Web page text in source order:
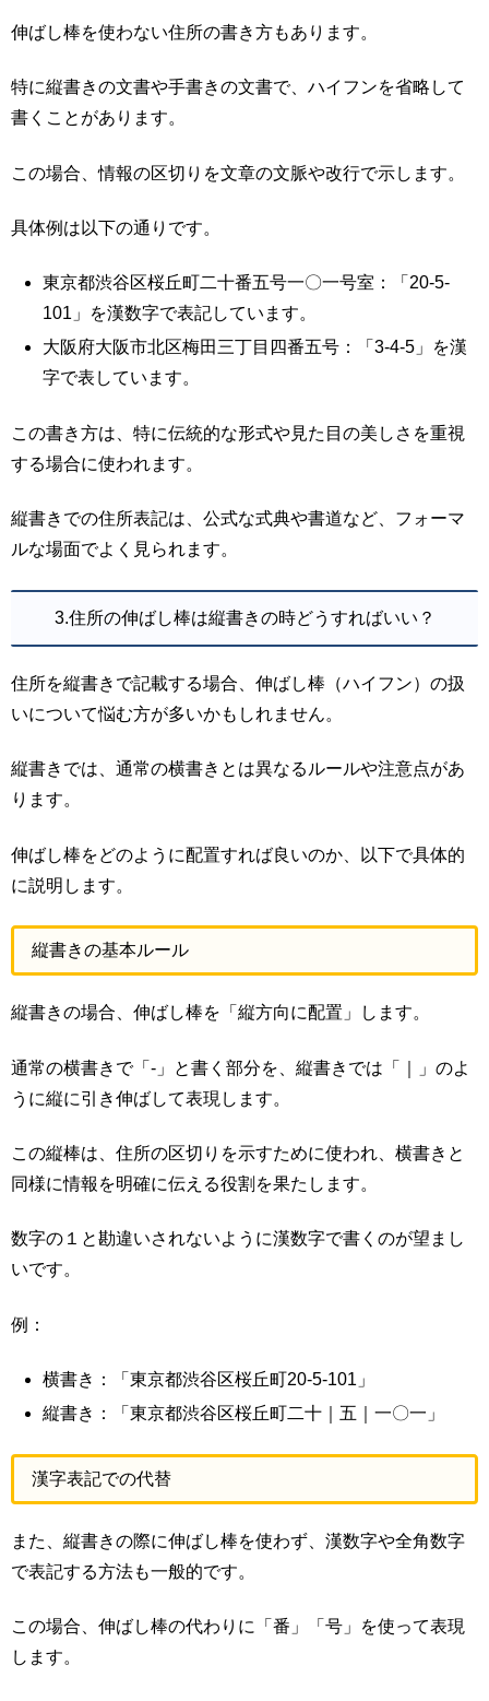
伸ばし棒を使わない住所の書き方もあります。
特に縦書きの文書や手書きの文書で、ハイフンを省略して
書くことがあります。
この場合、情報の区切りを文章の文脈や改行で示します。
具体例は以下の通りです。
東京都渋谷区桜丘町二十番五号一〇一号室：「20-5-
101」を漢数字で表記しています。
大阪府大阪市北区梅田三丁目四番五号：「3-4-5」を漢
字で表しています。
この書き方は、特に伝統的な形式や見た目の美しさを重視
する場合に使われます。
縦書きでの住所表記は、公式な式典や書道など、フォーマ
ルな場面でよく見られます。
3.住所の伸ばし棒は縦書きの時どうすればいい？
住所を縦書きで記載する場合、伸ばし棒（ハイフン）の扱
いについて悩む方が多いかもしれません。
縦書きでは、通常の横書きとは異なるルールや注意点があ
ります。
伸ばし棒をどのように配置すれば良いのか、以下で具体的
に説明します。
縦書きの基本ルール
縦書きの場合、伸ばし棒を「縦方向に配置」します。
通常の横書きで「-」と書く部分を、縦書きでは「｜」のよ
うに縦に引き伸ばして表現します。
この縦棒は、住所の区切りを示すために使われ、横書きと
同様に情報を明確に伝える役割を果たします。
数字の１と勘違いされないように漢数字で書くのが望まし
いです。
例：
横書き：「東京都渋谷区桜丘町20-5-101」
縦書き：「東京都渋谷区桜丘町二十｜五｜一〇一」
漢字表記での代替
また、縦書きの際に伸ばし棒を使わず、漢数字や全角数字
で表記する方法も一般的です。
この場合、伸ばし棒の代わりに「番」「号」を使って表現
します。